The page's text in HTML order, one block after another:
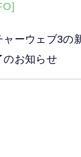
ャーウェブ3の
のお知らせ